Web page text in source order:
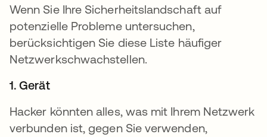
Wenn Sie Ihre Sicherheitslandschaft auf
potenzielle Probleme untersuchen,
berücksichtigen Sie diese Liste häufiger
Netzwerkschwachstellen.
1. Gerät
Hacker könnten alles, was mit Ihrem Netzwerk
verbunden ist, gegen Sie verwenden,